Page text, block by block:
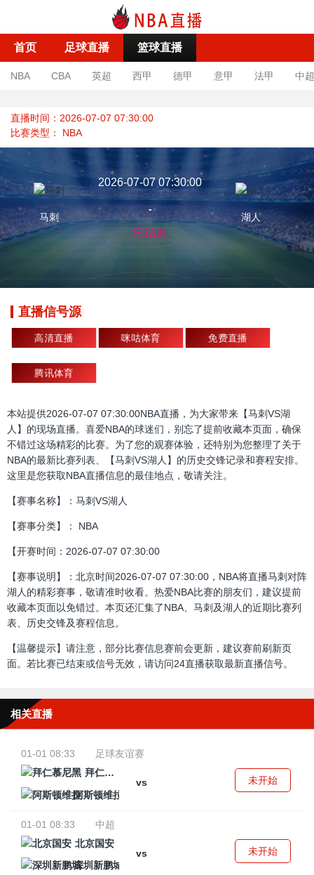
首页 足球直播 篮球直播
NBA CBA 英超 西甲 德甲 意甲 法甲 中超
直播时间：2026-07-07 07:30:00
比赛类型： NBA
马刺
2026-07-07 07:30:00
-
已结束
湖人
直播信号源
高清直播 咪咕体育 免费直播
腾讯体育
本站提供2026-07-07 07:30:00NBA直播，为大家带来【马刺VS湖
人】的现场直播。喜爱NBA的球迷们，别忘了提前收藏本页面，确保
不错过这场精彩的比赛。为了您的观赛体验，还特别为您整理了关于
NBA的最新比赛列表、【马刺VS湖人】的历史交锋记录和赛程安排。
这里是您获取NBA直播信息的最佳地点，敬请关注。
【赛事名称】：马刺VS湖人
【赛事分类】： NBA
【开赛时间：2026-07-07 07:30:00
【赛事说明】：北京时间2026-07-07 07:30:00，NBA将直播马刺对阵
湖人的精彩赛事，敬请准时收看。热爱NBA比赛的朋友们，建议提前
收藏本页面以免错过。本页还汇集了NBA、马刺及湖人的近期比赛列
表、历史交锋及赛程信息。
【温馨提示】请注意，部分比赛信息赛前会更新，建议赛前刷新页
面。若比赛已结束或信号无效，请访问24直播获取最新直播信号。
相关直播
01-01 08:33
足球友谊赛
拜仁慕尼黑
vs
阿斯顿维拉
未开始
01-01 08:33
中超
北京国安
vs
深圳新鹏城
未开始